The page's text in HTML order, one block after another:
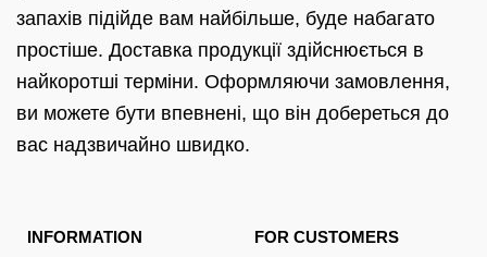
запахів підійде вам найбільше, буде набагато
простіше. Доставка продукції здійснюється в
найкоротші терміни. Оформляючи замовлення,
ви можете бути впевнені, що він добереться до
вас надзвичайно швидко.
INFORMATION FOR CUSTOMERS